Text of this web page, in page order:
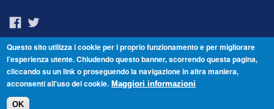
Il Giornale delle Fondazioni - Periodico telematico
Reg. Tribunale n.7 del 22/07/2014 – ISSN 2421-2466
© Fondazione Venezia 2000 - Dorsoduro 3488/U - 30123 Venezia - Italia -
Questo sito utilizza i cookie per i proprio funzionamento e per migliorare
l'esperienza utente. Chiudendo questo banner, scorrendo questa pagina,
cliccando su un link o proseguendo la navigazione in altra maniera,
acconsenti all'uso dei cookie. Maggiori informazioni
OK